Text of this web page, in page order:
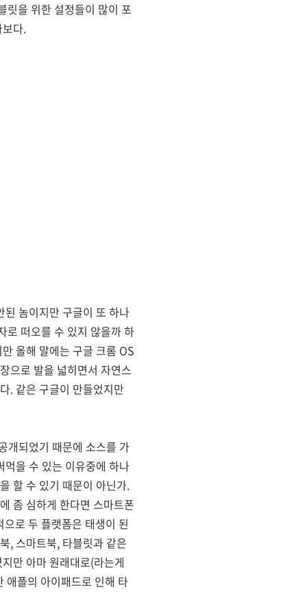
릿을 위한 설정들이 많이 포
다.
놈이지만 구글이 또 하나
로 떠오를 수 있지 않을까 하
올해 말에는 구글 크롬 OS
으로 발을 넓히면서 자연스
. 같은 구글이 만들었지만
개되었기 때문에 소스를 가
을 수 있는 이유중에 하나
할 수 있기 때문이 아닌가.
좀 심하게 한다면 스마트폰
로 두 플랫폼은 태생이 된
, 스마트북, 타블릿과 같은
만 아마 원래대로(라는게
애플의 아이패드로 인해 타